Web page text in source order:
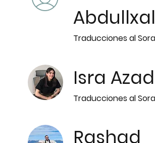
Traducciones al
Isra Azad
Traducciones al
Rashad